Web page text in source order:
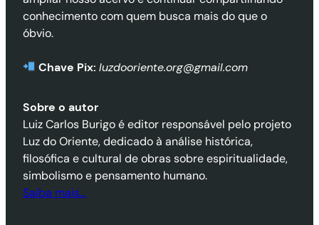
conhecimento com quem busca mais do que o
óbvio.
Chave Pix: luzdooriente.org@gmail.com
Sobre o autor
Luiz Carlos Burigo é editor responsável pelo projeto
Luz do Oriente, dedicado à análise histórica,
filosófica e cultural de obras sobre espiritualidade,
simbolismo e pensamento humano.
Saiba mais…